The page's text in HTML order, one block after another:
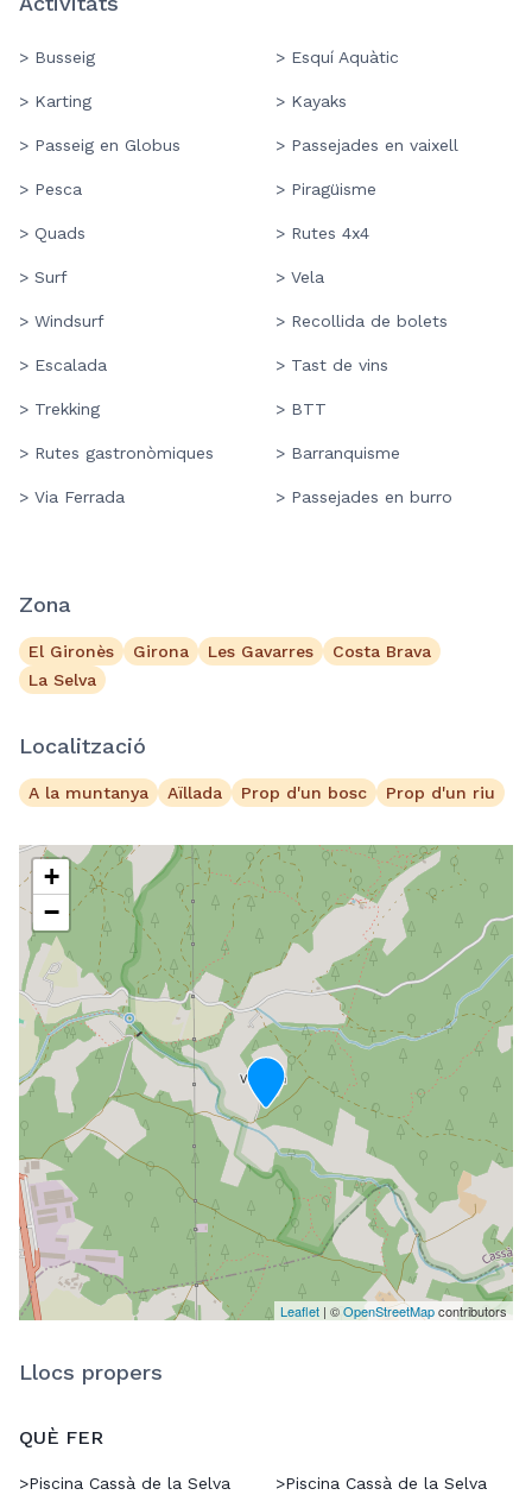
> Busseig > Esquí Aquàtic
> Karting > Kayaks
> Passeig en Globus > Passejades en vaixell
> Pesca > Piragüisme
> Quads > Rutes 4x4
> Surf > Vela
> Windsurf > Recollida de bolets
> Escalada > Tast de vins
> Trekking > BTT
> Rutes gastronòmiques > Barranquisme
> Via Ferrada > Passejades en burro
Zona
El Gironès Girona Les Gavarres
Costa Brava
La Selva
Localització
A la muntanya Aïllada Prop d'un bosc Prop d'un riu
+
−
Leaflet | ©OpenStreetMapcontributors
Llocs propers
QUÈ FER
>Piscina Cassà de la Selva >Piscina Cassà de la Selva